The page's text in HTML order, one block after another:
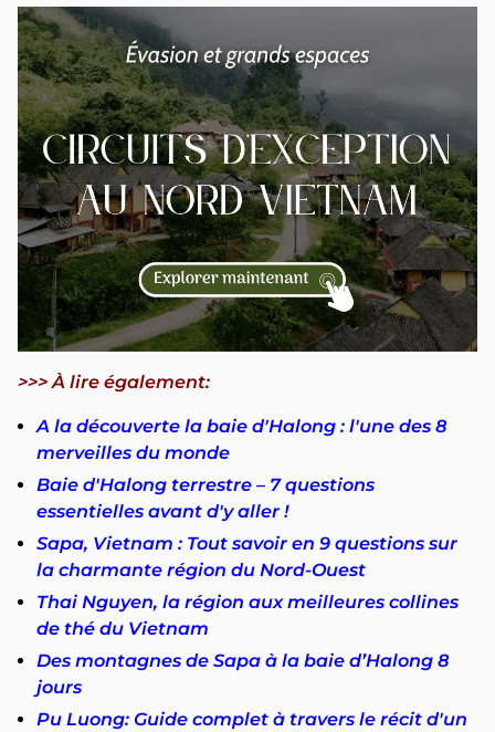
>>> À lire également:
A la découverte la baie d'Halong : l'une des 8
merveilles du monde
Baie d'Halong terrestre – 7 questions
essentielles avant d'y aller !
Sapa, Vietnam : Tout savoir en 9 questions sur
la charmante région du Nord-Ouest
Thai Nguyen, la région aux meilleures collines
de thé du Vietnam
Des montagnes de Sapa à la baie d’Halong 8
jours
Pu Luong: Guide complet à travers le récit d'un